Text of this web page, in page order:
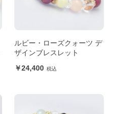
ルビー・ローズクォーツ デ
ザインブレスレット
24,400